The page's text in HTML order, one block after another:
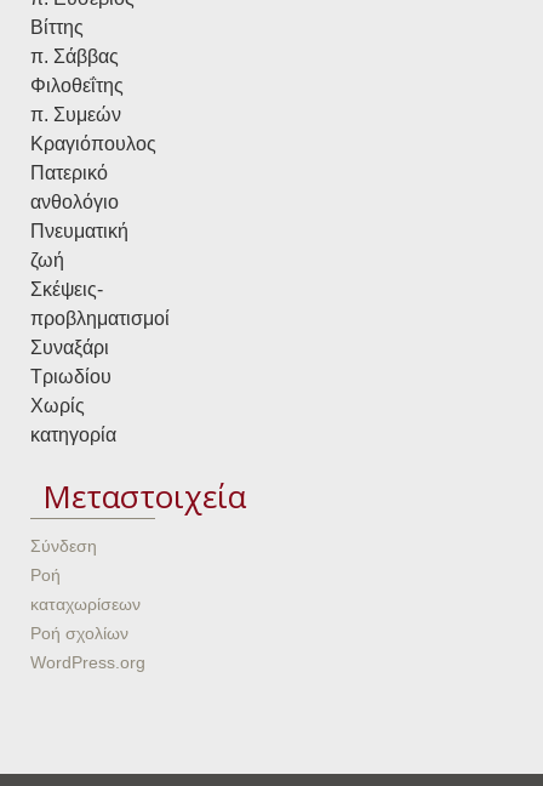
Βίττης
π. Σάββας
Φιλοθεΐτης
π. Συμεών
Κραγιόπουλος
Πατερικό
ανθολόγιο
Πνευματική
ζωή
Σκέψεις-
προβληματισμοί
Συναξάρι
Τριωδίου
Χωρίς
κατηγορία
Μεταστοιχεία
Σύνδεση
Ροή
καταχωρίσεων
Ροή σχολίων
WordPress.org